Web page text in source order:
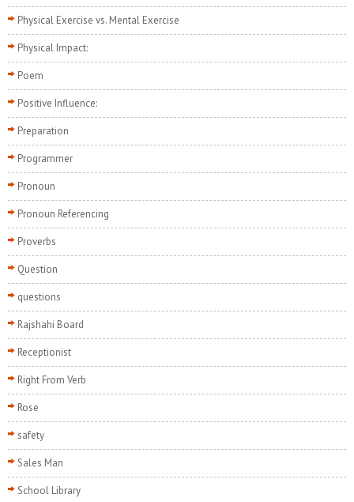
Physical Exercise vs. Mental Exercise
Physical Impact:
Poem
Positive Influence:
Preparation
Programmer
Pronoun
Pronoun Referencing
Proverbs
Question
questions
Rajshahi Board
Receptionist
Right From Verb
Rose
safety
Sales Man
School Library